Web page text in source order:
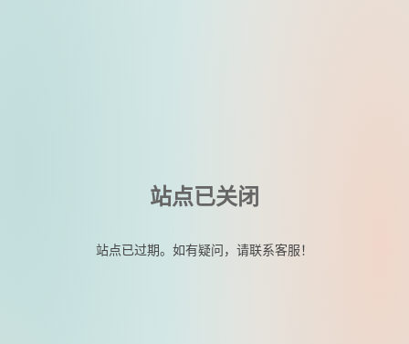
站点已关闭
站点已过期。如有疑问，请联系客服！